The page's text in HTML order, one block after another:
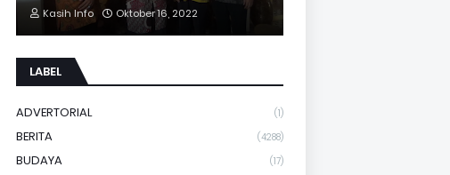
Kasih Info Oktober 16, 2022
LABEL
ADVERTORIAL (1)
BERITA (4288)
BUDAYA (17)